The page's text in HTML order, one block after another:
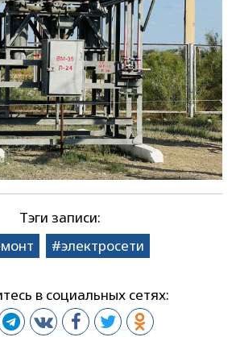
Тэги записи:
электросети
в социальных сетях: